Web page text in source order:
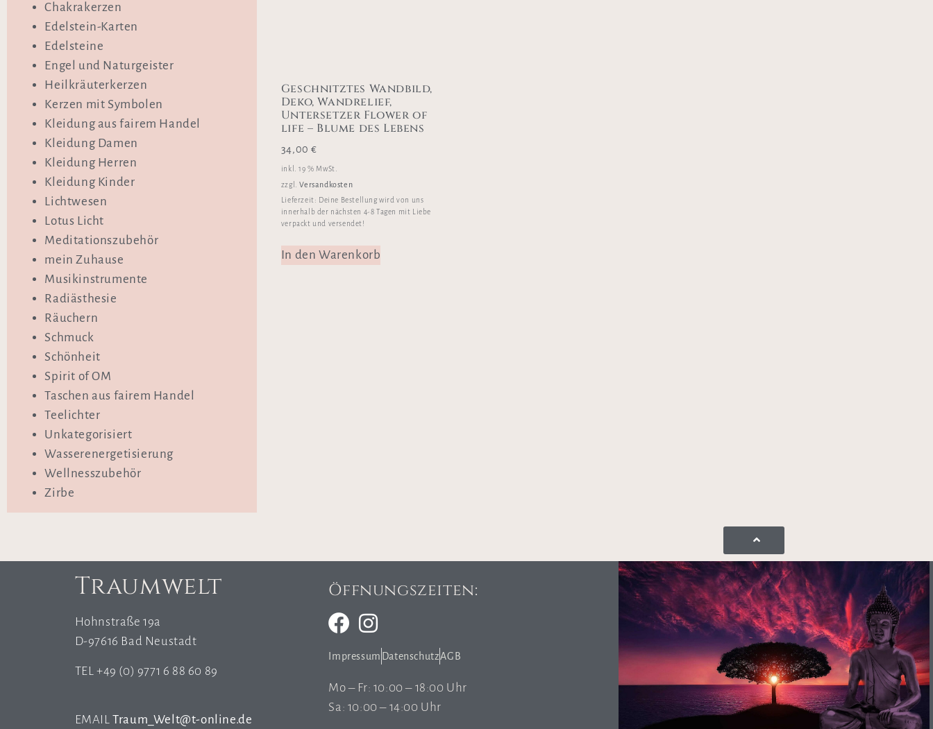
Chakrakerzen
Edelstein-Karten
Edelsteine
Engel und Naturgeister
Heilkräuterkerzen
Kerzen mit Symbolen
Kleidung aus fairem Handel
Kleidung Damen
Kleidung Herren
Kleidung Kinder
Lichtwesen
Lotus Licht
Meditationszubehör
mein Zuhause
Musikinstrumente
Radiästhesie
Räuchern
Schmuck
Schönheit
Spirit of OM
Taschen aus fairem Handel
Teelichter
Unkategorisiert
Wasserenergetisierung
Wellnesszubehör
Zirbe
Geschnitztes Wandbild,
Deko, Wandrelief,
Untersetzer Flower of
life – Blume des Lebens
34,00€
inkl. 19 % MwSt.
zzgl.Versandkosten
Lieferzeit: Deine Bestellung wird von uns
innerhalb der nächsten 4-8 Tagen mit Liebe
verpackt und versendet!
In den Warenkorb
Traumwelt
Hohnstraße 19a
D-97616 Bad Neustadt
TEL +49 (0) 9771 6 88 60 89
EMAILTraum_Welt@t-online.de
Öffnungszeiten:
Impressum DatenschutzAGB
Mo – Fr: 10:00 – 18:00 Uhr
Sa: 10:00 – 14:00 Uhr